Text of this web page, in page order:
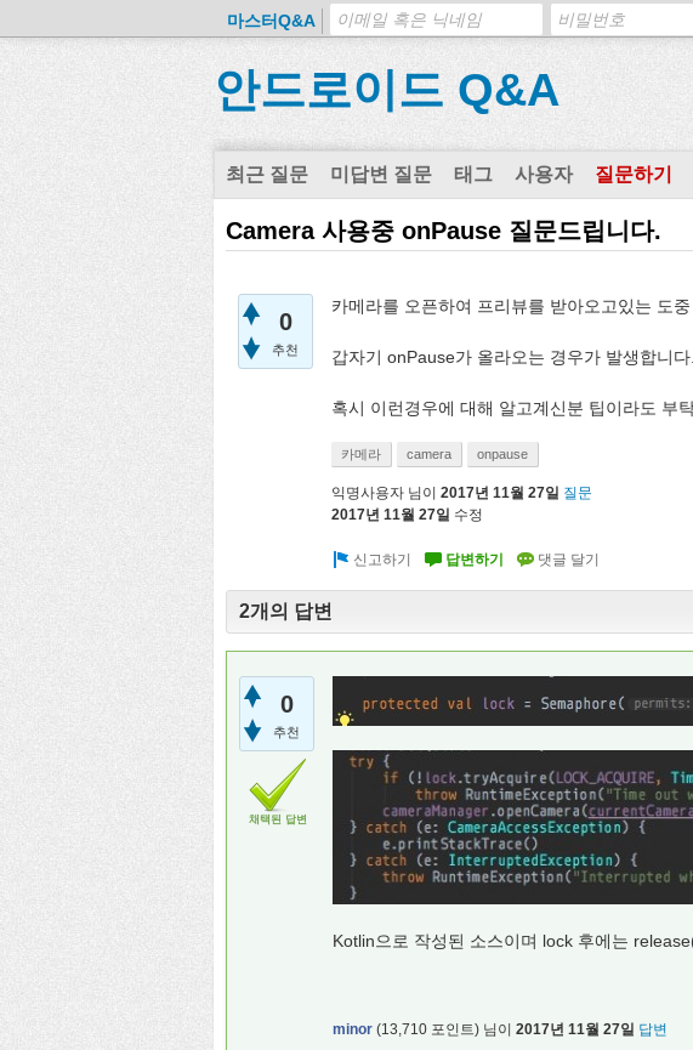
마스터Q&A
안드로이드 Q&A
최근 질문 미답변 질문 태그 사용자 질문하기
Camera 사용중 onPause 질문드립니다.
0
추천
카메라를 오픈하여 프리뷰를 받아오고있는 도중
갑자기 onPause가 올라오는 경우가 발생합니다.
혹시 이런경우에 대해 알고계신분 팁이라도 부
카메라 camera onpause
익명사용자 님이 2017년 11월 27일 질문
2017년 11월 27일 수정
2개의 답변
0
추천
채택된 답변
Kotlin으로 작성된 소스이며 lock 후에는
minor (13,710 포인트) 님이 2017년 11월 27일 답변